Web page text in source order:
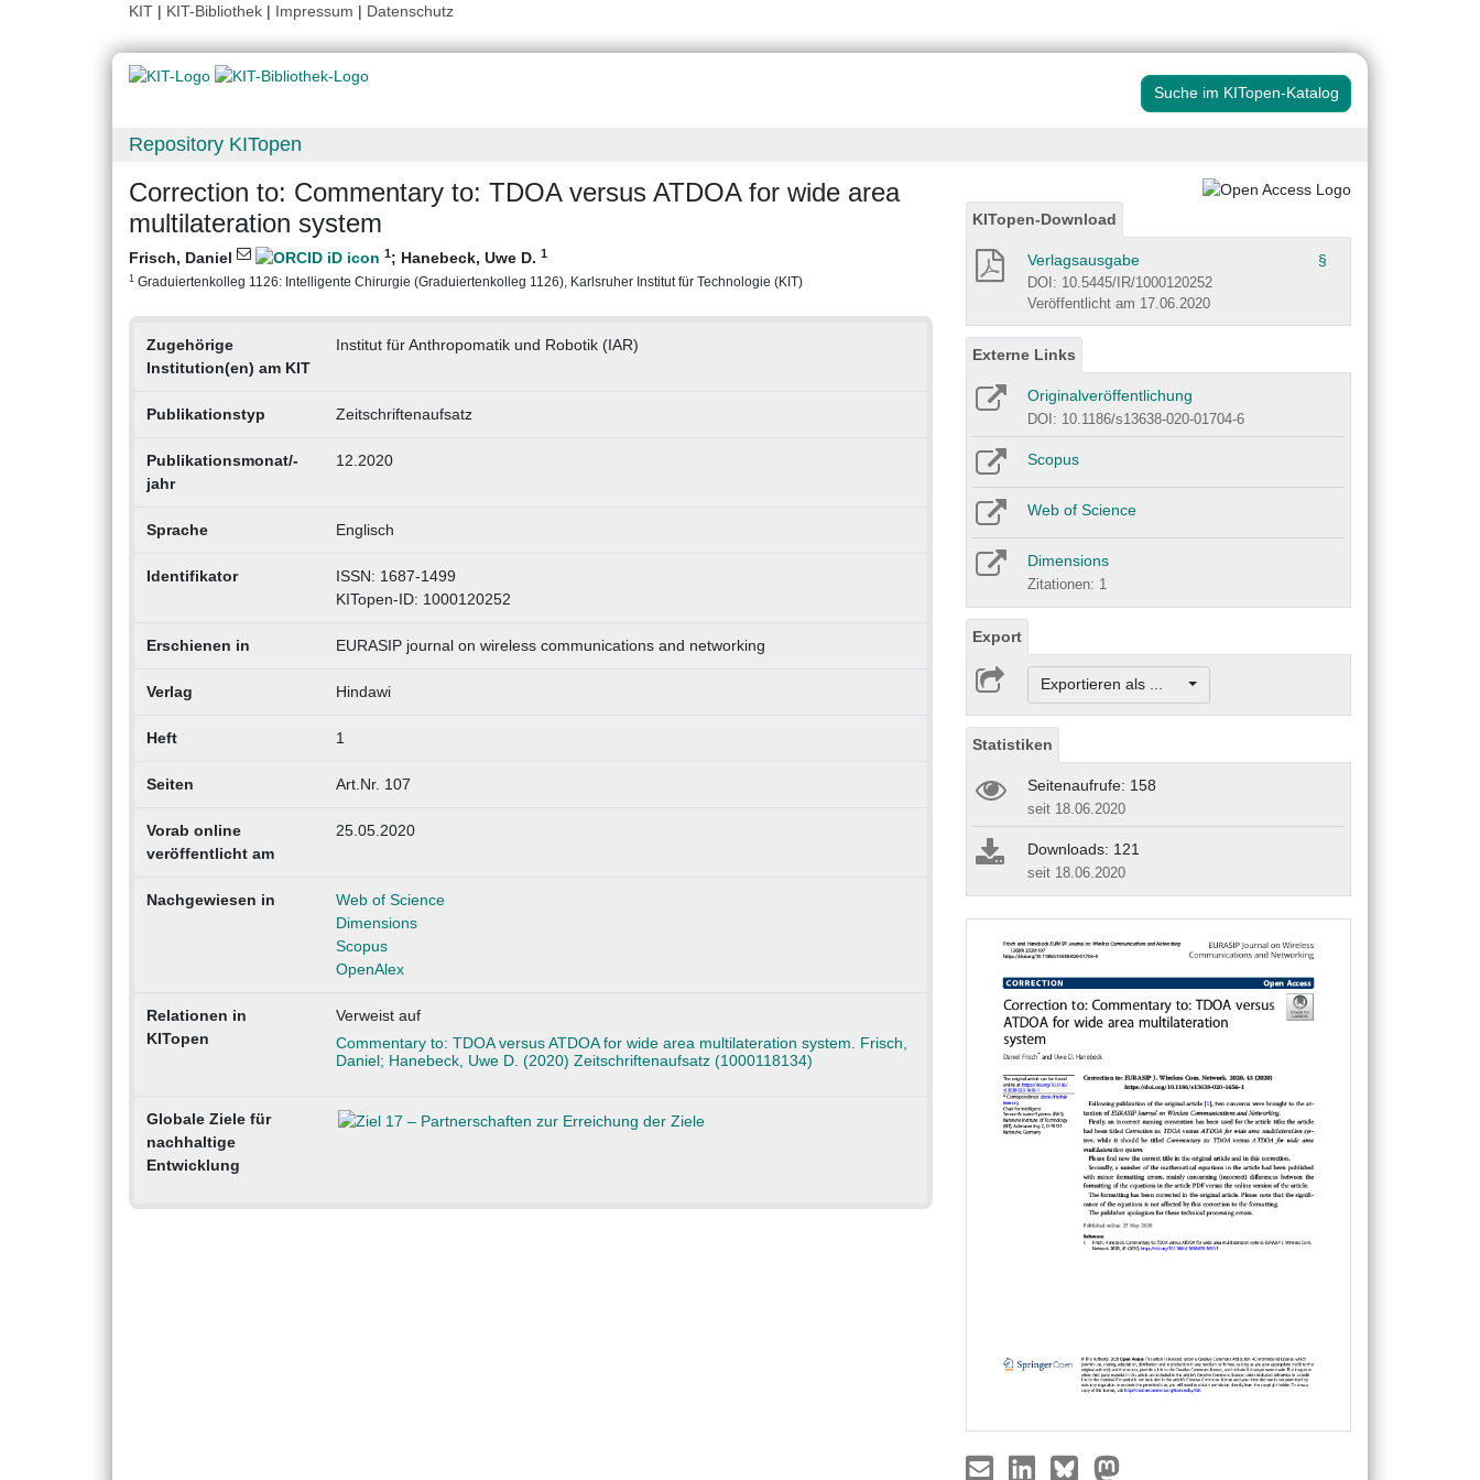
KIT | KIT-Bibliothek | Impressum | Datenschutz
Suche im KITopen-Katalog
Repository KITopen
Correction to: Commentary to: TDOA versus ATDOA for wide area
multilateration system
Frisch, Daniel 1; Hanebeck, Uwe D. 1
1 Graduiertenkolleg 1126: Intelligente Chirurgie (Graduiertenkolleg 1126), Karlsruher Institut für Technologie (KIT)
Zugehörige
Institution(en) am KIT
Institut für Anthropomatik und Robotik (IAR)
Publikationstyp Zeitschriftenaufsatz
Publikationsmonat/-
jahr
12.2020
Sprache Englisch
Identifikator
ISSN: 1687-1499
KITopen-ID: 1000120252
Erschienen in EURASIP journal on wireless communications and networking
Verlag Hindawi
Heft 1
Seiten Art.Nr. 107
Vorab online
veröffentlicht am
25.05.2020
Nachgewiesen in
Web of Science
Dimensions
Scopus
OpenAlex
Relationen in
KITopen
Verweist auf
Commentary to: TDOA versus ATDOA for wide area multilateration system. Frisch,
Daniel; Hanebeck, Uwe D. (2020) Zeitschriftenaufsatz (1000118134)
Globale Ziele für
nachhaltige
Entwicklung
KITopen-Download
Verlagsausgabe §
DOI: 10.5445/IR/1000120252
Veröffentlicht am 17.06.2020
Externe Links
Originalveröffentlichung
DOI: 10.1186/s13638-020-01704-6
Scopus
Web of Science
Dimensions
Zitationen: 1
Export
Exportieren als ...
Statistiken
Seitenaufrufe: 158
seit 18.06.2020
Downloads: 121
seit 18.06.2020